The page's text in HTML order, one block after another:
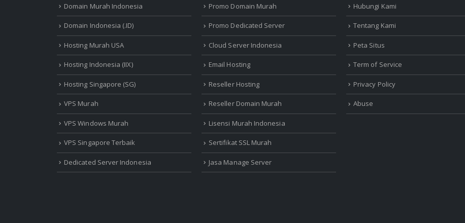
Domain Murah Indonesia
Domain Indonesia (.ID)
Hosting Murah USA
Hosting Indonesia (IIX)
Hosting Singapore (SG)
VPS Murah
VPS Windows Murah
VPS Singapore Terbaik
Dedicated Server Indonesia
Promo Domain Murah
Promo Dedicated Server
Cloud Server Indonesia
Email Hosting
Reseller Hosting
Reseller Domain Murah
Lisensi Murah Indonesia
Sertifikat SSL Murah
Jasa Manage Server
Hubungi Kami
Tentang Kami
Peta Situs
Term of Service
Privacy Policy
Abuse